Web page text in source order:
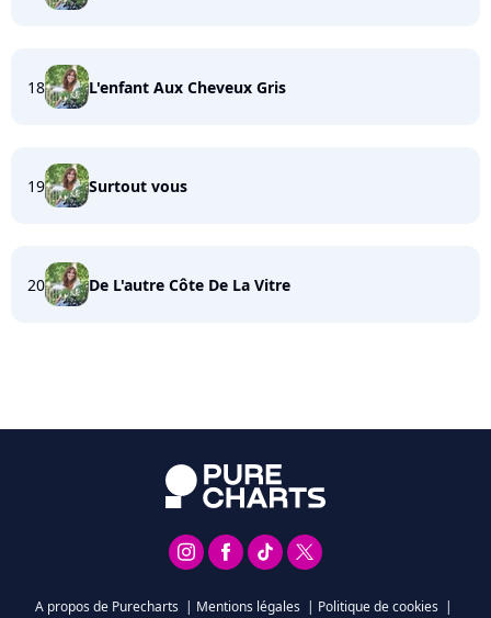
18 L'enfant Aux Cheveux Gris
19 Surtout vous
20 De L'autre Côte De La Vitre
A propos de Purecharts | Mentions légales | Politique de cookies |